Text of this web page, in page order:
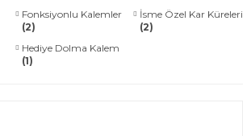
Fonksiyonlu Kalemler
(2)
İsme Özel Kar Küreleri
(2)
Hediye Dolma Kalem
(1)